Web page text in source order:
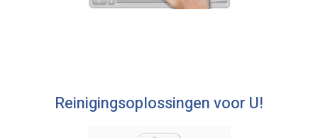
Reinigingsoplossingen voor U!